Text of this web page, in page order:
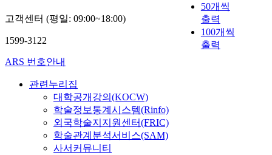
50개씩
출력
100개씩
출력
고객센터 (평일: 09:00~18:00)
1599-3122
ARS 번호안내
관련누리집
대학공개강의(KOCW)
학술정보통계시스템(Rinfo)
외국학술지지원센터(FRIC)
학술관계분석서비스(SAM)
사서커뮤니티